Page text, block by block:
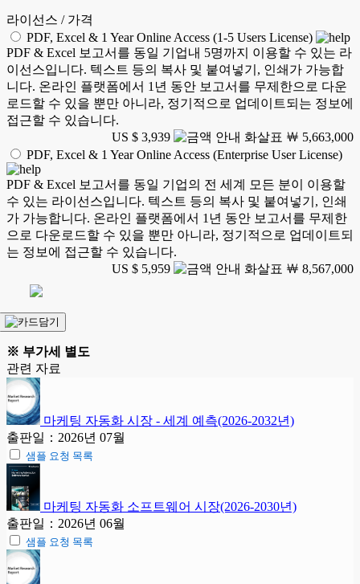
라이선스 / 가격
PDF, Excel & 1 Year Online Access (1-5 Users License)
PDF & Excel 보고서를 동일 기업내 5명까지 이용할 수 있는 라
이선스입니다. 텍스트 등의 복사 및 붙여넣기, 인쇄가 가능합
니다. 온라인 플랫폼에서 1년 동안 보고서를 무제한으로 다운
로드할 수 있을 뿐만 아니라, 정기적으로 업데이트되는 정보에
접근할 수 있습니다.
US $ 3,939
￦ 5,663,000
PDF, Excel & 1 Year Online Access (Enterprise User License)
PDF & Excel 보고서를 동일 기업의 전 세계 모든 분이 이용할
수 있는 라이선스입니다. 텍스트 등의 복사 및 붙여넣기, 인쇄
가 가능합니다. 온라인 플랫폼에서 1년 동안 보고서를 무제한
으로 다운로드할 수 있을 뿐만 아니라, 정기적으로 업데이트되
는 정보에 접근할 수 있습니다.
US $ 5,959
￦ 8,567,000
※ 부가세 별도
관련 자료
마케팅 자동화 시장 - 세계 예측(2026-2032년)
출판일：2026년 07월
샘플 요청 목록
마케팅 자동화 소프트웨어 시장(2026-2030년)
출판일：2026년 06월
샘플 요청 목록